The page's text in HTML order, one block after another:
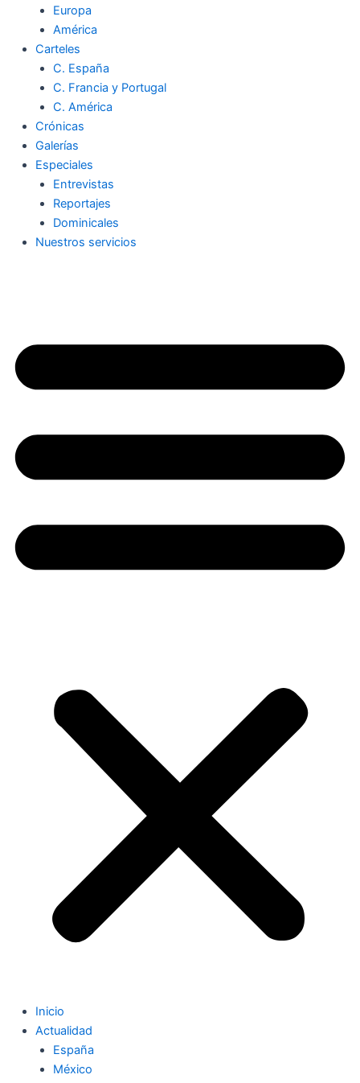
Europa
América
Carteles
C. España
C. Francia y Portugal
C. América
Crónicas
Galerías
Especiales
Entrevistas
Reportajes
Dominicales
Nuestros servicios
Inicio
Actualidad
España
México